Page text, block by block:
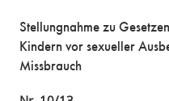
Stellungnahme zu
Kindern vor sexueller
Missbrauch